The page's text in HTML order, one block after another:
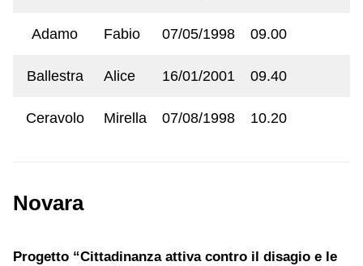
Adamo Fabio 07/05/1998 09.00
Ballestra Alice 16/01/2001 09.40
Ceravolo Mirella 07/08/1998 10.20
Novara
Progetto “Cittadinanza attiva contro il disagio e le